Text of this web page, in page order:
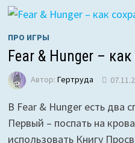
ПРО ИГРЫ
Fear & Hunger –
Автор: Гертруда
В Fear & Hunger есть два
Первый – поспать на
использовать Книгу